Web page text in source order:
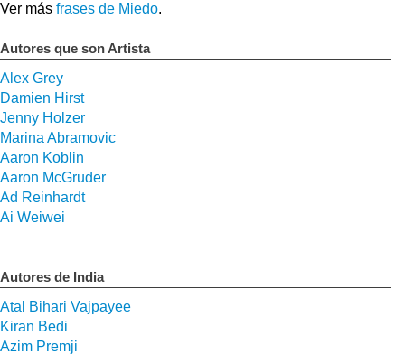
Ver más frases de Miedo.
Autores que son Artista
Alex Grey
Damien Hirst
Jenny Holzer
Marina Abramovic
Aaron Koblin
Aaron McGruder
Ad Reinhardt
Ai Weiwei
Autores de India
Atal Bihari Vajpayee
Kiran Bedi
Azim Premji